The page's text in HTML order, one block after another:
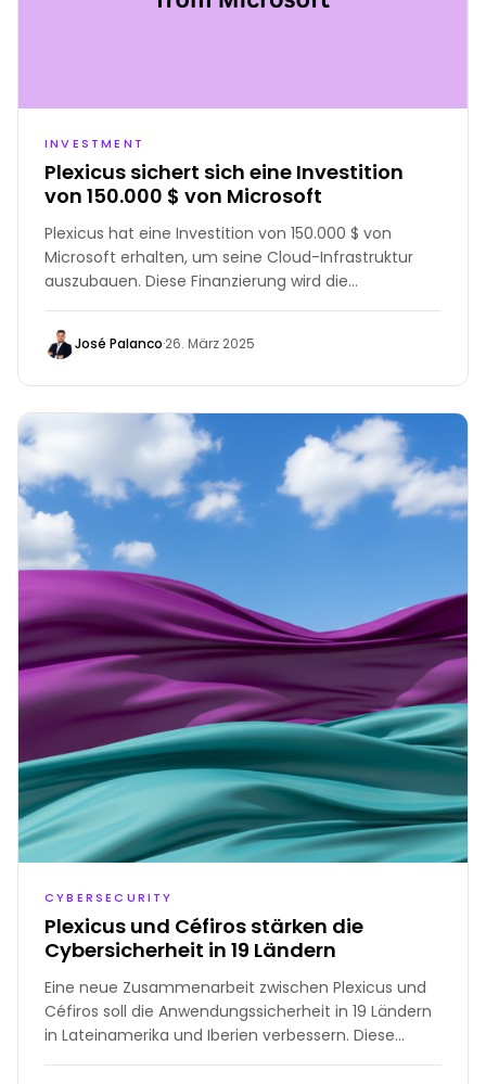
INVESTMENT
Plexicus sichert sich eine Investition
von 150.000 $ von Microsoft
Plexicus hat eine Investition von 150.000 $ von
Microsoft erhalten, um seine Cloud-Infrastruktur
auszubauen. Diese Finanzierung wird die
verbessern und es Plexicus ermöglichen, mehr
Unternehmen mit KI-gestützten
José Palanco·26. März 2025
CYBERSECURITY
Plexicus und Céfiros stärken die
Cybersicherheit in 19 Ländern
Eine neue Zusammenarbeit zwischen Plexicus und
Céfiros soll die Anwendungssicherheit in 19 Ländern
in Lateinamerika und Iberien verbessern. Diese